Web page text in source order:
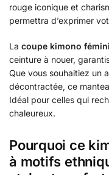
rouge iconique et
permettra d’exprimer
La coupe kimono
ceinture à nouer,
Que vous souhaitiez un
décontractée, ce
Idéal pour celles qui
chaleureux.
Pourquoi ce
à motifs